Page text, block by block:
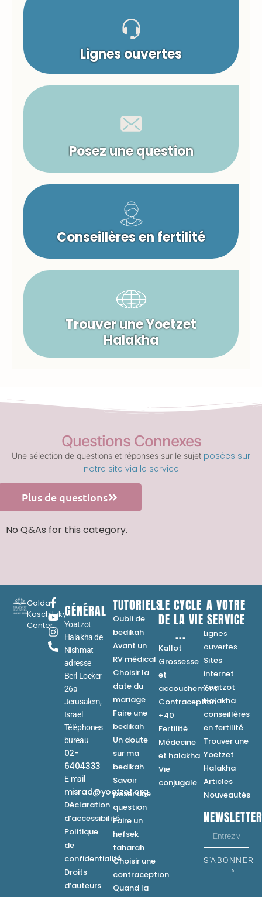
Lignes ouvertes
Posez une question
Conseillères en fertilité
Trouver une Yoetzet
Halakha
Questions Connexes
Une sélection de questions et réponses sur le sujet posées sur
notre site via le service
Plus de questions
No Q&As for this category.
Golda
Koschitzky
Center
GÉNÉRAL
Yoatzot
Halakha de
Nishmat
adresse
Berl Locker
26a
Jerusalem,
Israel
Téléphones
bureau
02-
6404333
E-mail
misrad@yoatzot.org
Déclaration
d’accessibilité
Politique
de
confidentialité
Droits
d’auteurs
TUTORIELS
Oubli de
bedikah
Avant un
RV médical
Choisir la
date du
mariage
Faire une
bedikah
Un doute
sur ma
bedikah
Savoir
poser une
question
Faire un
hefsek
taharah
Choisir une
contraception
Quand la
LE CYCLE
DE LA VIE
...
Kallot
Grossesse
et
accouchement
Contraception
+40
Fertilité
Médecine
et halakha
Vie
conjugale
A VOTRE
SERVICE
Lignes
ouvertes
Sites
internet
Yoatzot
Halakha
conseillères
en fertilité
Trouver une
Yoetzet
Halakha
Articles
Nouveautés
S'ABONNER
⟶